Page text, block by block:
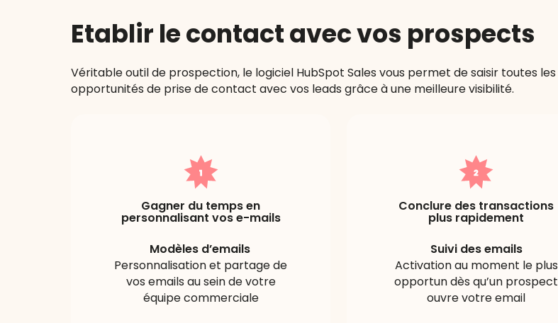
section
Etablir le contact avec vos prospects
Véritable outil de prospection, le logiciel HubSpot Sales vous permet de saisir toutes les
opportunités de prise de contact avec vos leads grâce à une meilleure visibilité.
Gagner du temps en
personnalisant vos e-mails
Modèles d’emails
Personnalisation et partage de
vos emails au sein de votre
équipe commerciale
Conclure des transactions
plus rapidement
Suivi des emails
Activation au moment le plus
opportun dès qu’un prospect
ouvre votre email